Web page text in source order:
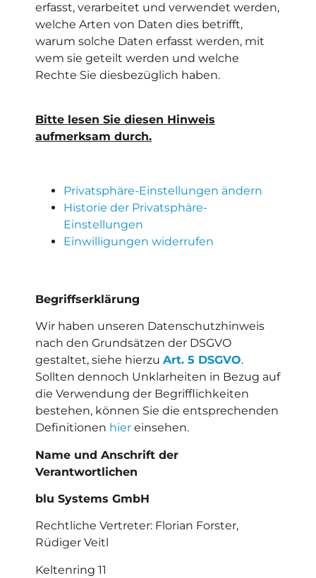
erfasst, verarbeitet und verwendet werden,
welche Arten von Daten dies betrifft,
warum solche Daten erfasst werden, mit
wem sie geteilt werden und welche
Rechte Sie diesbezüglich haben.
Bitte lesen Sie diesen Hinweis
aufmerksam durch.
Privatsphäre-Einstellungen ändern
Historie der Privatsphäre-
Einstellungen
Einwilligungen widerrufen
Begriffserklärung
Wir haben unseren Datenschutzhinweis
nach den Grundsätzen der DSGVO
gestaltet, siehe hierzu Art. 5 DSGVO.
Sollten dennoch Unklarheiten in Bezug auf
die Verwendung der Begrifflichkeiten
bestehen, können Sie die entsprechenden
Definitionen hier einsehen.
Name und Anschrift der
Verantwortlichen
blu Systems GmbH
Rechtliche Vertreter: Florian Forster,
Rüdiger Veitl
Keltenring 11